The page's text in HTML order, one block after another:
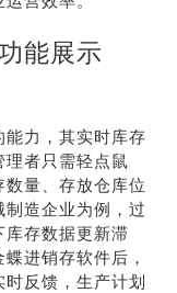
能展示
力，其实时库存
者只需轻点鼠
量、存放仓库位
造企业为例，过
存数据更新滞
进销存软件后，
反馈，生产计划